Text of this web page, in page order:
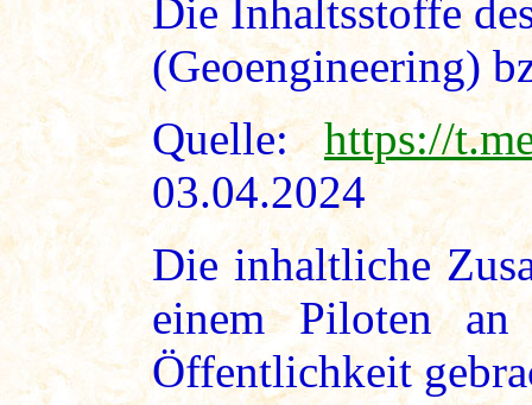
Die Inhaltsstoffe
(Geoengineering)
Quelle: https://
03.04.2024
Die inhaltliche
einem Piloten
Öffentlichkeit